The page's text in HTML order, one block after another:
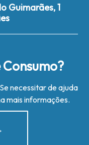
Guimarães, 1
necessitar de ajuda
mais informações.